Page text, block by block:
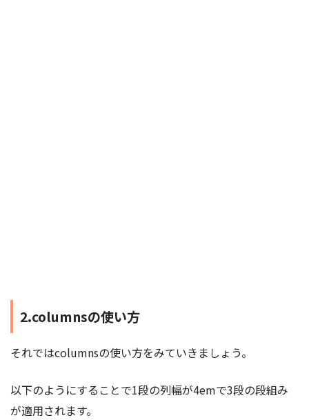
2.columnsの使い方
それではcolumnsの使い方をみていきましょう。
以下のようにすることで1段の列幅が4emで3段の段組み
が適用されます。